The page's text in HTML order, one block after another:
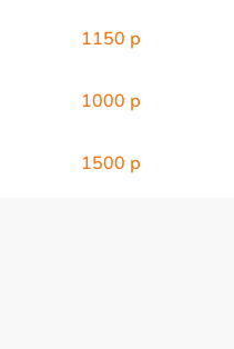
1150 р
1000 р
1500 р